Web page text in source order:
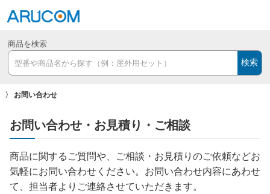
商品を検索
検索
お問い合わせ
お問い合わせ・お見積り・ご相談
商品に関するご質問や、ご相談・お見積りのご依頼などお
気軽にお問い合わせください。お問い合わせ内容にあわせ
て、担当者よりご連絡させていただきます。